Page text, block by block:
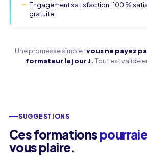
Engagement satisfaction : 100 %
gratuite.
Une promesse simple :vous ne payez
formateur le jour J. Tout est validé
SUGGESTIONS
Ces formations
vous plaire.